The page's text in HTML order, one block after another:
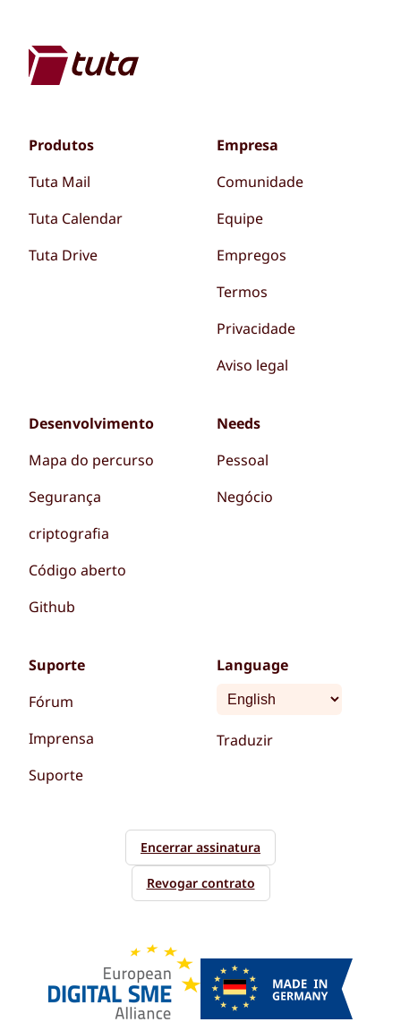
Produtos
Tuta Mail
Tuta Calendar
Tuta Drive
Empresa
Comunidade
Equipe
Empregos
Termos
Privacidade
Aviso legal
Desenvolvimento
Mapa do percurso
Segurança
criptografia
Código aberto
Github
Needs
Pessoal
Negócio
Suporte
Fórum
Imprensa
Suporte
Language
Traduzir
Encerrar assinatura
Revogar contrato